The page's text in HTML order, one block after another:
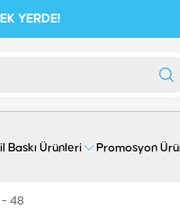
YERDE!
Baskı Ürünleri Promosyon
- 48